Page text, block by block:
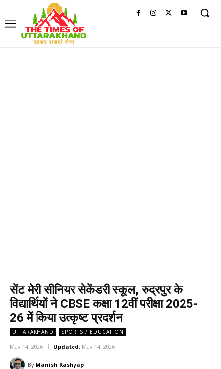
सेंट मेरी सीनियर सेकेंडरी स्कूल, रुद्रपुर के
विद्यार्थियों ने CBSE कक्षा 12वीं परीक्षा 2025-
26 में किया उत्कृष्ट प्रदर्शन
UTTARAKHAND SPORTS / EDUCATION
May 14, 2026 Updated: May 14, 2026
By Manish Kashyap